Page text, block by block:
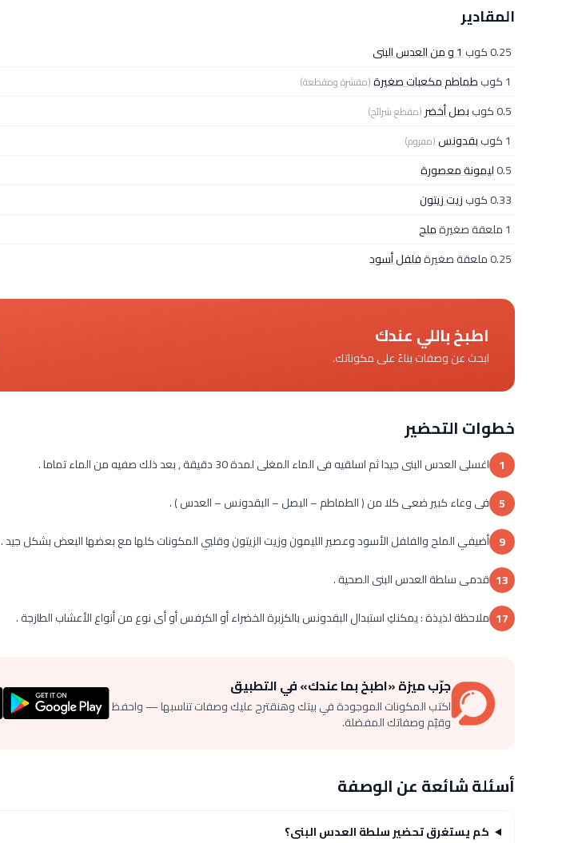
المقادير
0.25 كوب
1 و من العدس البنى
1 كوب
طماطم مكعبات صغيرة(مقشرة ومقطعة)
0.5 كوب بصل أخضر (مقطع شرائح)
1 كوب بقدونس(مفروم)
0.5ليمونة معصورة
0.33 كوب
زيت زيتون
1 ملعقة صغيرة
ملح
0.25 ملعقة صغيرة
فلفل أسود
اطبخ باللي عندك
ابحث عن وصفات بناءً على مكوناتك.
خطوات التحضير
1 اغسلى العدس البنى جيدا ثم اسلقيه فى الماء المغلى لمدة 30 دقيقة , بعد ذلك صفيه من الماء تماما .
5 فى وعاء كبير ضعى كلا من ( الطماطم – البصل – البقدونس – العدس ) .
9 أضيفي الملح والفلفل الأسود وعصير الليمون وزيت الزيتون وقلبي المكونات كلها مع بعضها البعض بشكل جيد .
13 قدمى سلطة العدس البنى الصحية .
17 ملاحظة لذيذة : يمكنكِ استبدال البقدونس بالكزبرة الخضراء أو الكرفس أو أى نوع من أنواع الأعشاب الطازجة .
جرّب ميزة «اطبخ بما عندك» في التطبيق
اكتب المكونات الموجودة في بيتك وهنقترح عليك وصفات تناسبها — واحفظ
وقيّم وصفاتك المفضلة.
أسئلة شائعة عن الوصفة
كم يستغرق تحضير سلطة العدس البنى؟